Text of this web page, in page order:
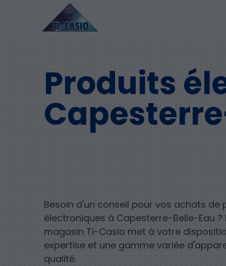
Produits
Besoin d'un conseil pour vos achats de
électroniques à Capesterre-Belle-Eau ?
magasin Ti-Casio met à votre
expertise et une gamme variée
qualité.